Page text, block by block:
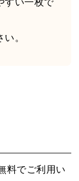
。
料でご利用い